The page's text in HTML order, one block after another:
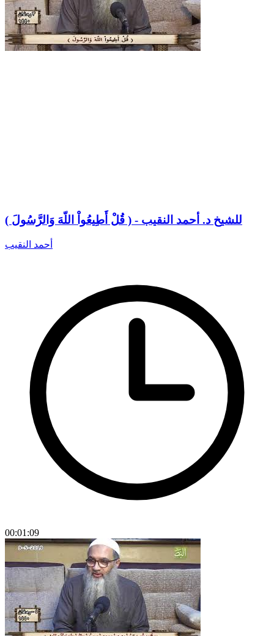
( قُلْ أَطِيعُواْ اللّهَ وَالرَّسُولَ ) - للشيخ د. أحمد النقيب
أحمد النقيب
00:01:09